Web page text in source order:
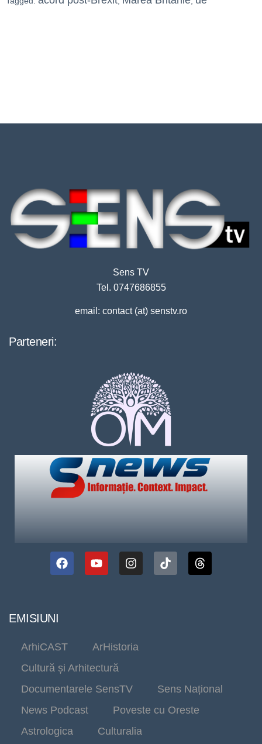
Sens TV
Tel. 0747686855
email: contact (at) senstv.ro
Parteneri:
EMISIUNI
ArhiCAST
ArHistoria
Cultură și Arhitectură
Documentarele SensTV
Sens Național
News Podcast
Poveste cu Oreste
Astrologica
Culturalia